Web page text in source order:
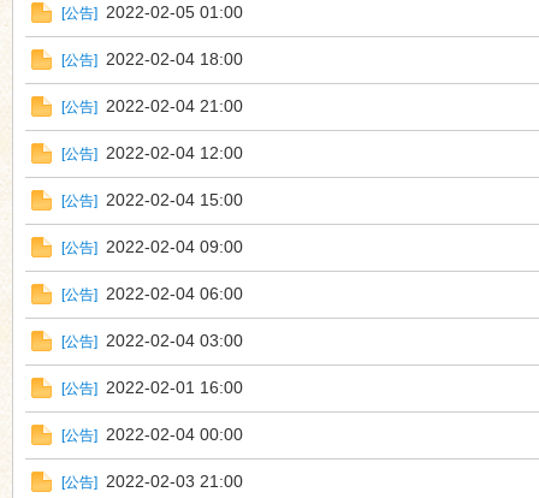
[公告] 2022-02-05 01:00
[公告] 2022-02-04 18:00
[公告] 2022-02-04 21:00
[公告] 2022-02-04 12:00
[公告] 2022-02-04 15:00
[公告] 2022-02-04 09:00
[公告] 2022-02-04 06:00
[公告] 2022-02-04 03:00
[公告] 2022-02-01 16:00
[公告] 2022-02-04 00:00
[公告] 2022-02-03 21:00